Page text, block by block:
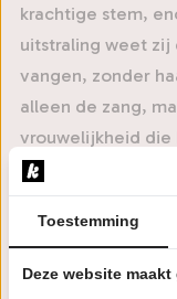
krachtige stem,
uitstraling weet zij
vangen, zonder
alleen de zang,
vrouwelijkheid die
Rondom haar
niets aan het
strakke blazers,
keys en energieke
Toestemming
Deze website